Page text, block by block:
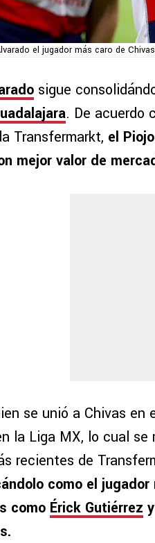
el jugador más caro de
sigue
. De acuerdo
Transfermarkt, el
mejor valor de
se unió a Chivas en
la Liga MX, lo cual
recientes de
como el
como Érick Gutiérrez y